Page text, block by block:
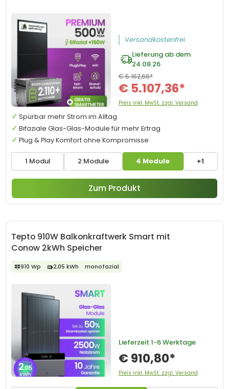
1 Modul 2 Module 4 Module +1
Versandkostenfrei
Lieferung ab dem
24.08.26
€ 5.107,36*
€ 5.162,66*
Preis inkl. MwSt. zzgl. Versand
Spürbar mehr Strom im Alltag
Bifaziale Glas-Glas-Module für mehr Ertrag
Plug & Play Komfort ohne Kompromisse
Zum Produkt
Tepto 910W Balkonkraftwerk Smart mit
Conow 2kWh Speicher
910 Wp 2,05 kWh monofazial
Lieferzeit 1-6 Werktage
€ 910,80*
Preis inkl. MwSt. zzgl. Versand